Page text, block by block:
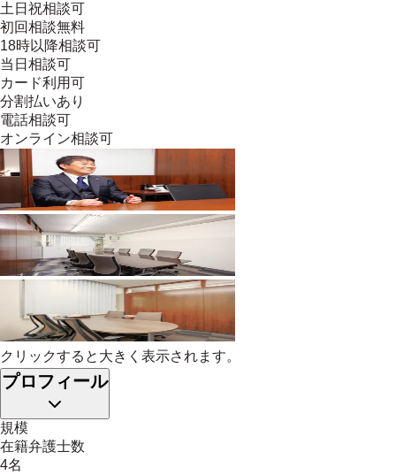
土日祝相談可
初回相談無料
18時以降相談可
当日相談可
カード利用可
分割払いあり
電話相談可
オンライン相談可
クリックすると大きく表示されます。
プロフィール
規模
在籍弁護士数
4名